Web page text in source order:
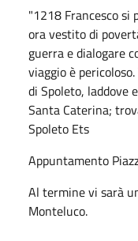
"1218 Francesco si
ora vestito di
guerra e dialogare
viaggio è
di Spoleto, laddove
Santa Caterina;
Spoleto Ets
Appuntamento
Al termine vi sarà
Monteluco.